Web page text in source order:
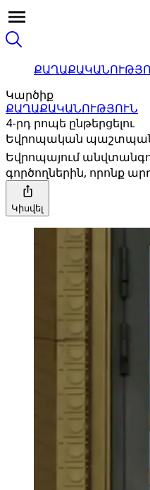
Կարծիք
ՔԱՂԱՔԱԿԱՆՈՒԹՅՈՒՆ
4-րդ րոպե ընթերցելու
Եվրոպական
Եվրոպայում
գործողներին, որոնք
Կիսվել